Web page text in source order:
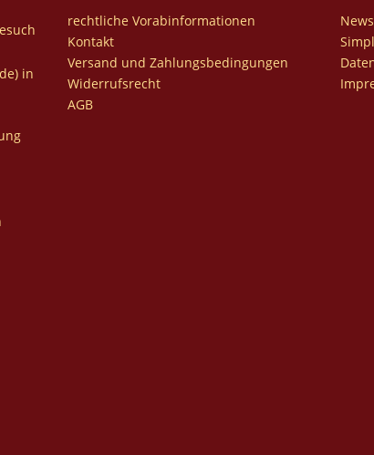
in
rechtliche Vorabinformationen
Kontakt
Versand und Zahlungsbedingungen
Widerrufsrecht
AGB